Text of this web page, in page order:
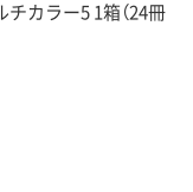
カラー5 1箱（24冊